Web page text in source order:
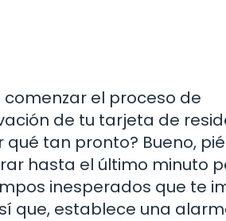
el proceso de
de tu tarjeta de
tan pronto? Bueno,
hasta el último minuto
inesperados que te
que, establece una